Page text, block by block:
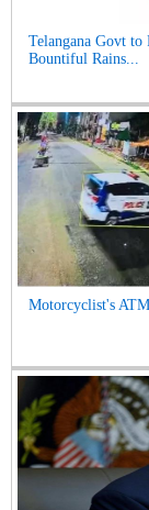
Telangana Govt to
Bountiful Rains...
Motorcyclist's